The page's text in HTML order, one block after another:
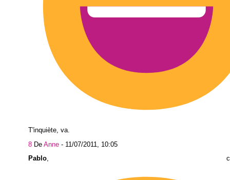
T'inquiète, va.
8 De Anne - 11/07/2011, 10:05
Pablo,